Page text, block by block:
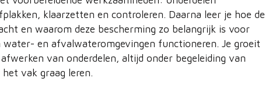
klaarzetten en controleren. Daarna leer je hoe de
en waarom deze bescherming zo belangrijk is voor
water- en afvalwateromgevingen functioneren. Je groeit
van onderdelen, altijd onder begeleiding van
vak graag leren.